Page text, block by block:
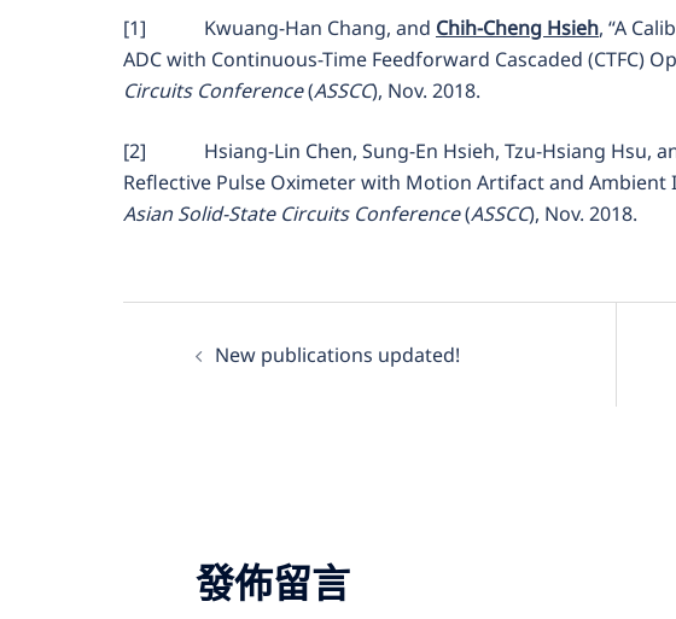
[1] Kwuang-Han Chang, and Chih-Cheng Hsieh, “A
ADC with Continuous-Time Feedforward Cascaded (CTFC)
Circuits Conference(ASSCC), Nov. 2018.
[2] Hsiang-Lin Chen, Sung-En Hsieh, Tzu-Hsiang Hsu,
Reflective Pulse Oximeter with Motion Artifact and Ambient
Asian Solid-State Circuits Conference(ASSCC), Nov. 2018.
New publications updated!
發佈留言